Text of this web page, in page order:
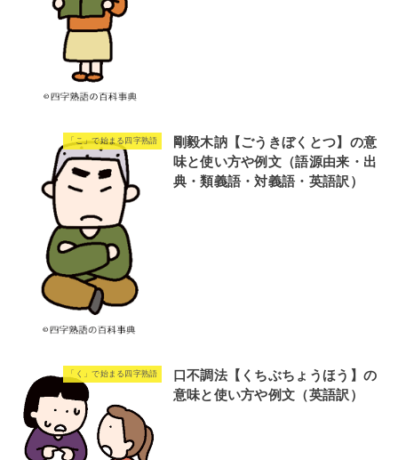
「こ」で始まる四字熟語
剛毅木訥【ごうきぼくとつ】の意
味と使い方や例文（語源由来・出
典・類義語・対義語・英語訳）
「く」で始まる四字熟語
口不調法【くちぶちょうほう】の
意味と使い方や例文（英語訳）